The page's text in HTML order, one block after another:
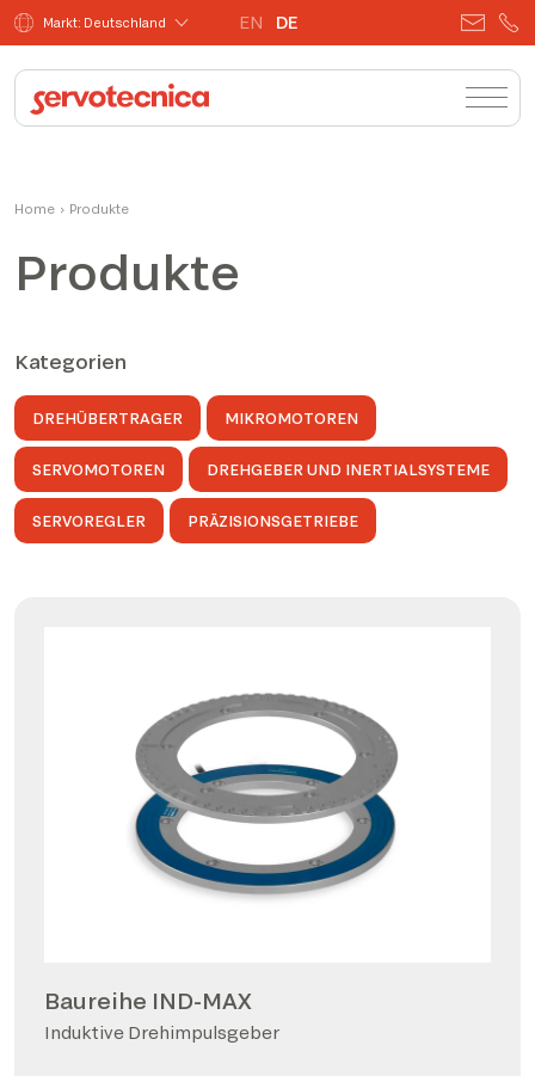
Markt: Deutschland EN DE
Home › Produkte
Produkte
Kategorien
DREHÜBERTRAGER MIKROMOTOREN
SERVOMOTOREN DREHGEBER UND INERTIALSYSTEME
SERVOREGLER PRÄZISIONSGETRIEBE
Baureihe IND-MAX
Induktive Drehimpulsgeber